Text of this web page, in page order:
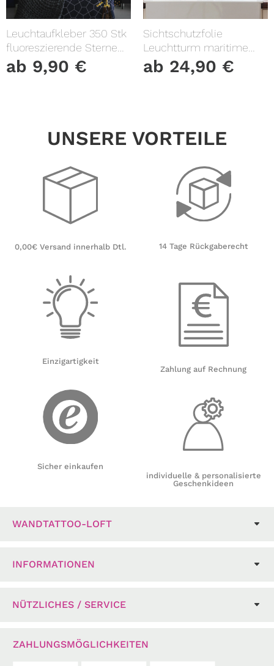
Leuchtaufkleber 350 Stk
fluoreszierende Sterne
und Punkte leuchten im
Dunklen Kinderzimmer
ab 9,90 €
Sichtschutzfolie
Leuchtturm maritime
Fensterfolie Fensterdeko
Milchglasfolie
ab 24,90 €
UNSERE VORTEILE
0,00€ Versand innerhalb Dtl.
Einzigartigkeit
Sicher einkaufen
14 Tage Rückgaberecht
Zahlung auf Rechnung
individuelle & personalisierte
Geschenkideen
WANDTATTOO-LOFT
INFORMATIONEN
NÜTZLICHES / SERVICE
ZAHLUNGSMÖGLICHKEITEN